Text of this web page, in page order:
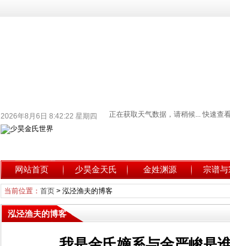
2026年8月6日 8:42:23 星期四
网站首页 少昊金天氏 金姓渊源 宗谱与
当前位置： 首页> 泓泾渔夫的博客
泓泾渔夫的博客